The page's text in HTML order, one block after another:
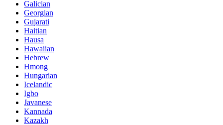
Galician
Georgian
Gujarati
Haitian
Hausa
Hawaiian
Hebrew
Hmong
Hungarian
Icelandic
Igbo
Javanese
Kannada
Kazakh